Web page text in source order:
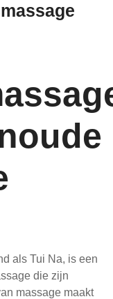
als Tui Na, is een
die zijn
massage maakt